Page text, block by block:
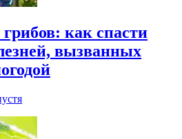
как спасти
вызванных